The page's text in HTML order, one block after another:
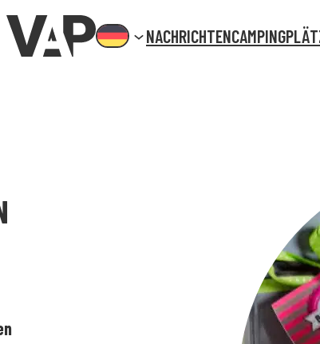
NACHRICHTEN